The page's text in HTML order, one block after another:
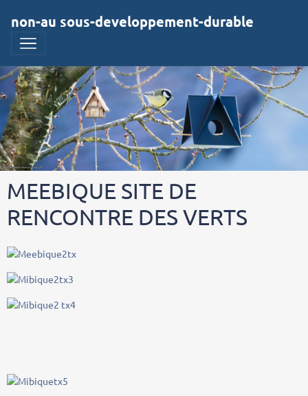
non-au sous-developpement-durable
MEEBIQUE SITE DE
RENCONTRE DES VERTS